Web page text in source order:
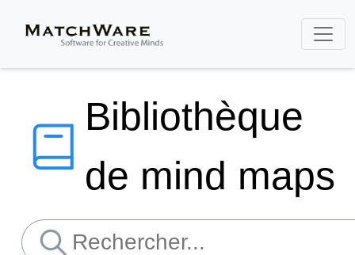
Bibliothèque
de mind maps